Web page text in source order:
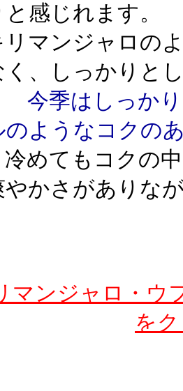
と感じれます。
リマンジャロの
、
しっかりと
今季はしっか
のようなコクの
めてもコクの
やかさがありな
マンジャロ・ウ
を